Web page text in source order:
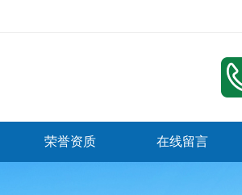
荣誉资质 在线留言